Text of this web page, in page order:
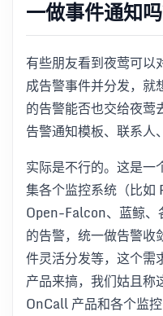
一做事件通知吗
有些朋友看到夜莺可以
成告警事件并分发，就
的告警能否也交给夜莺
告警通知模板、联系人
实际是不行的。这是一
集各个监控系统（比如
Open-Falcon、蓝鲸、
的告警，统一做告警收
件灵活分发等，这个需
产品来搞，我们姑且称
OnCall 产品和各个监